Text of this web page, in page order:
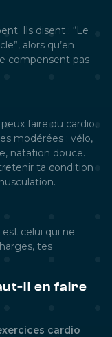
Ils disent : “Le
alors qu’en
compensent pas
faire du cardio,
modérées : vélo,
natation douce.
ta condition
celui qui ne
tes
il en faire
cardio